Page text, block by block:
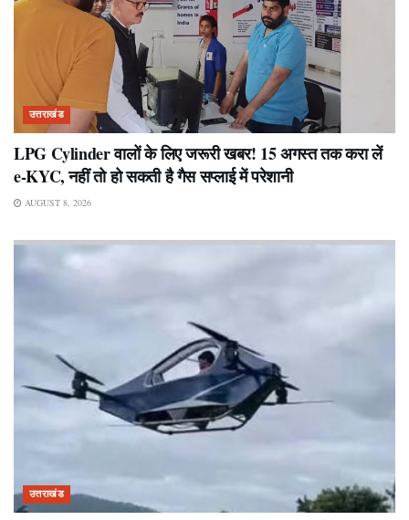
उत्तराखंड
LPG Cylinder वालों के लिए जरूरी खबर! 15 अगस्त तक करा लें
e-KYC, नहीं तो हो सकती है गैस सप्लाई में परेशानी
AUGUST 8, 2026
उत्तराखंड